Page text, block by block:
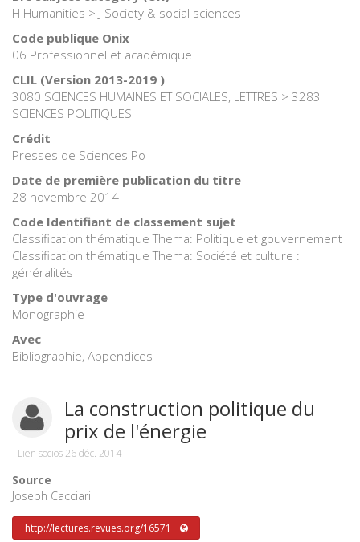
H Humanities > J Society & social sciences
Code publique Onix
06 Professionnel et académique
CLIL (Version 2013-2019 )
3080 SCIENCES HUMAINES ET SOCIALES, LETTRES > 3283
SCIENCES POLITIQUES
Crédit
Presses de Sciences Po
Date de première publication du titre
28 novembre 2014
Code Identifiant de classement sujet
Classification thématique Thema: Politique et gouvernement
Classification thématique Thema: Société et culture :
généralités
Type d'ouvrage
Monographie
Avec
Bibliographie, Appendices
La construction politique du
prix de l'énergie
- Lien socios 26 déc. 2014
Source
Joseph Cacciari
http://lectures.revues.org/16571